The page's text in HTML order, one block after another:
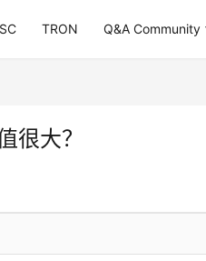
TRON Q&A Community
很大？